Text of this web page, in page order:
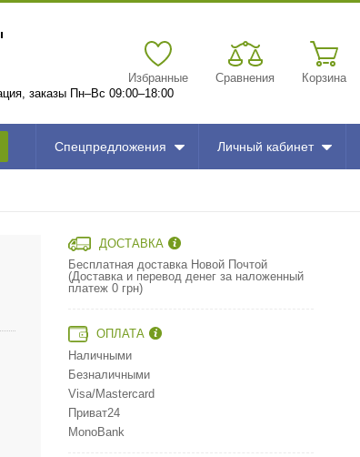
заказы Пн–Вс 09:00–18:00
Избранные Сравнения Корзина
Спецпредложения Личный кабинет
ДОСТАВКА
Бесплатная доставка Новой Почтой
(Доставка и перевод денег за наложенный
платеж 0 грн)
ОПЛАТА
Наличными
Безналичными
Visa/Mastercard
Приват24
MonoBank